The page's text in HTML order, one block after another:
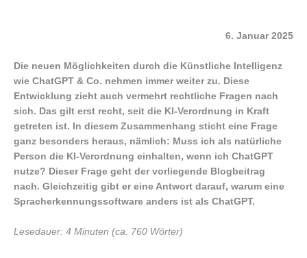
6. Januar 2025
Die neuen Möglichkeiten durch die Künstliche Intelligenz
wie ChatGPT & Co. nehmen immer weiter zu. Diese
Entwicklung zieht auch vermehrt rechtliche Fragen nach
sich. Das gilt erst recht, seit die KI-Verordnung in Kraft
getreten ist. In diesem Zusammenhang sticht eine Frage
ganz besonders heraus, nämlich: Muss ich als natürliche
Person die KI-Verordnung einhalten, wenn ich ChatGPT
nutze? Dieser Frage geht der vorliegende Blogbeitrag
nach. Gleichzeitig gibt er eine Antwort darauf, warum eine
Spracherkennungssoftware anders ist als ChatGPT.
Lesedauer: 4 Minuten (ca. 760 Wörter)